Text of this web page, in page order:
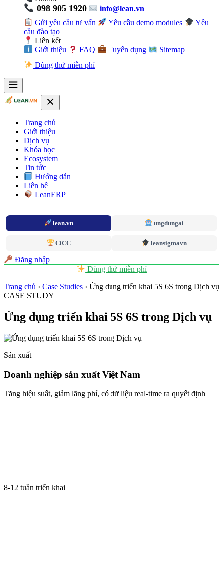
098 905 1920
info@lean.vn
Gửi yêu cầu tư vấn
Yêu cầu demo modules
Yêu
cầu đào tạo
Liên kết
Giới thiệu
FAQ Tuyển dụng
Sitemap
Dùng thử miễn phí
Trang chủ
Giới thiệu
Dịch vụ
Khóa học
Ecosystem
Tin tức
Hướng dẫn
Liên hệ
LeanERP
lean.vn ungdungai
CiCC leansigmavn
Đăng nhập
Dùng thử miễn phí
Trang chủ › Case Studies › Ứng dụng triển khai 5S 6S trong Dịch vụ
CASE STUDY
Ứng dụng triển khai 5S 6S trong Dịch vụ
Sản xuất
Doanh nghiệp sản xuất Việt Nam
Tăng hiệu suất, giảm lãng phí, có dữ liệu real-time ra quyết định
8-12 tuần triển khai